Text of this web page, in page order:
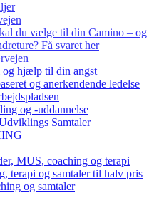
du vælge til din Camino – og
Få svaret her
og hjælp til din angst
og anerkendende ledelse
og -uddannelse
Samtaler
MUS, coaching og terapi
terapi og samtaler til halv pris
og samtaler